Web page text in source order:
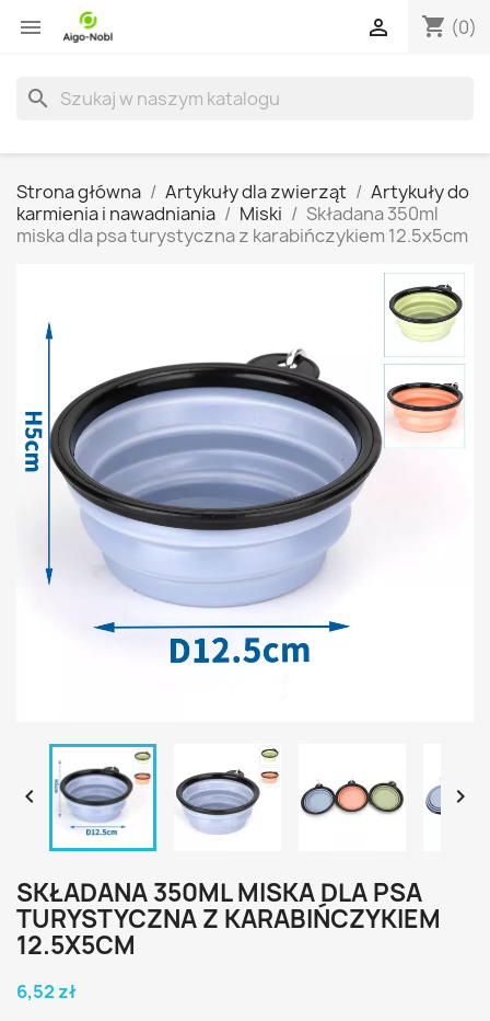
 shopping_cart (0)

search
Strona główna Artykuły dla zwierząt
Artykuły do
karmienia i nawadniania
Miski
Składana 350ml
miska dla psa turystyczna z karabińczykiem 12.5x5cm
 
SKŁADANA 350ML MISKA DLA PSA
TURYSTYCZNA Z KARABIŃCZYKIEM
12.5X5CM
6,52 zł